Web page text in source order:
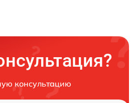
консультацию